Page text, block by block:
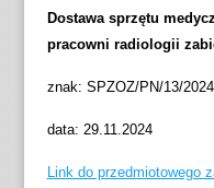
Dostawa sprzętu
pracowni radiologii
znak: SPZOZ/PN/13/2024
data: 29.11.2024
Link do przedmiotowego